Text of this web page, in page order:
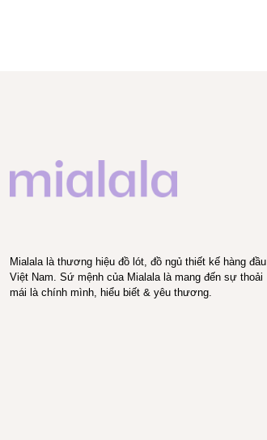
Mialala là thương hiệu đồ lót, đồ ngủ thiết kế hàng đầu
Việt Nam. Sứ mệnh của Mialala là mang đến sự thoải
mái là chính mình, hiểu biết & yêu thương.